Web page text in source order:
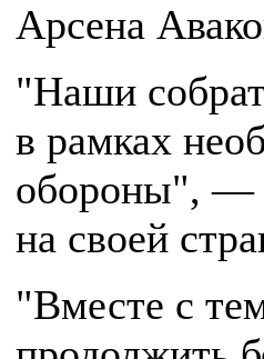
Арсена
"Наши
в рамках
обороны", —
на своей
"Вместе с